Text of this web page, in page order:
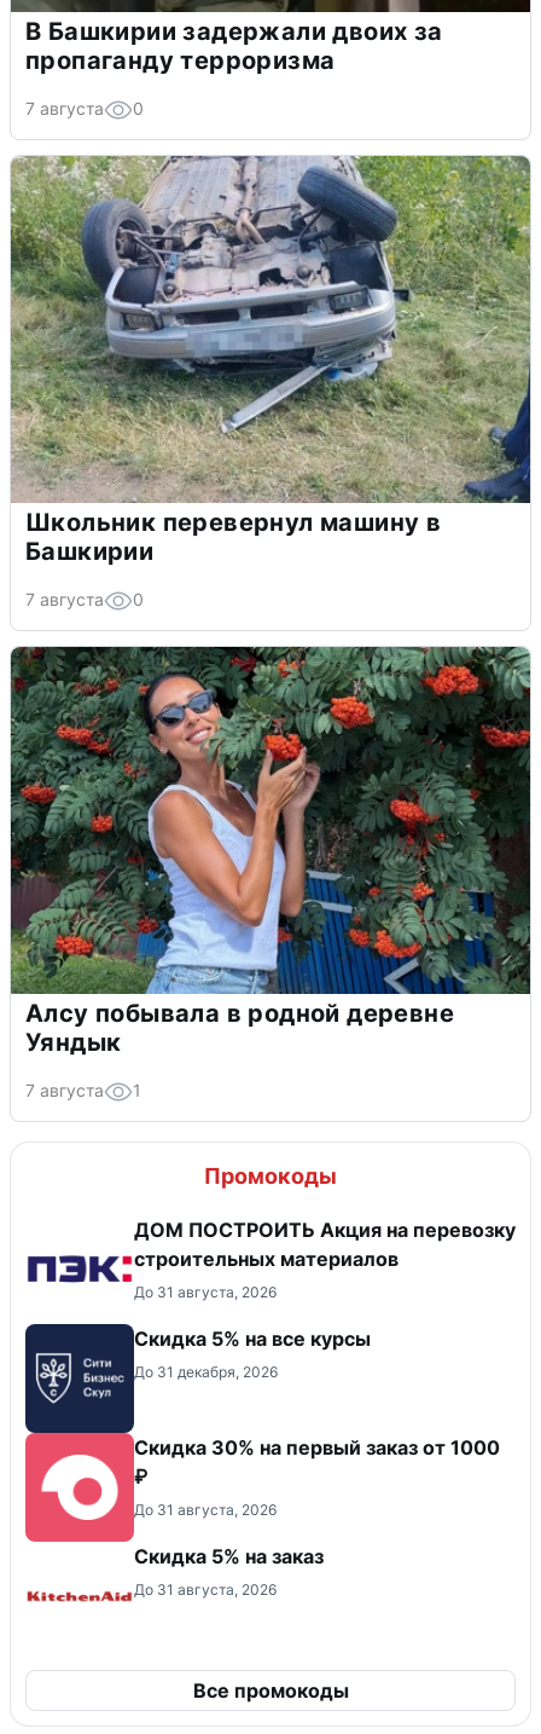
В Башкирии задержали двоих за
пропаганду терроризма
7 августа 0
Школьник перевернул машину в
Башкирии
7 августа 0
Алсу побывала в родной деревне
Уяндык
7 августа 1
Промокоды
ДОМ ПОСТРОИТЬ Акция на перевозку
строительных материалов
До 31 августа, 2026
Скидка 5% на все курсы
До 31 декабря, 2026
Скидка 30% на первый заказ от 1000
₽
До 31 августа, 2026
Скидка 5% на заказ
До 31 августа, 2026
Все промокоды